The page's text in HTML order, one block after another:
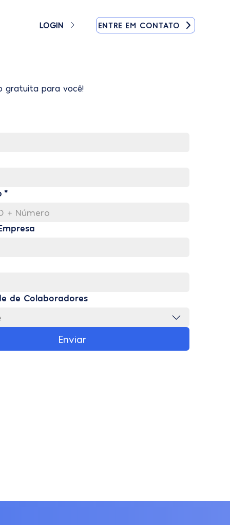
LOGIN ENTRE EM CONTATO
*
de Colaboradores
Enviar
gratuita para você!